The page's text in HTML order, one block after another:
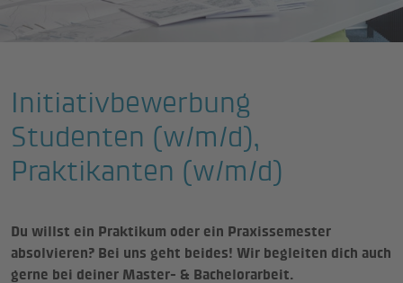
Initiativbewerbung
Studenten (w/m/d),
Praktikanten (w/m/d)
Du willst ein Praktikum oder ein Praxissemester
absolvieren? Bei uns geht beides! Wir begleiten dich auch
gerne bei deiner Master- & Bachelorarbeit.